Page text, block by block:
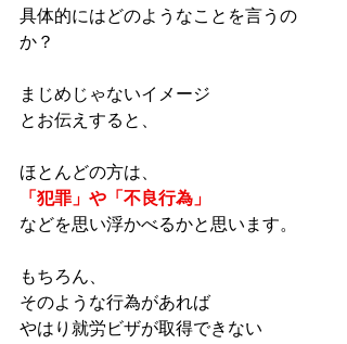
具体的にはどのようなことを言うの
か？
まじめじゃないイメージ
とお伝えすると、
ほとんどの方は、
「犯罪」や「不良行為」
などを思い浮かべるかと思います。
もちろん、
そのような行為があれば
やはり就労ビザが取得できない